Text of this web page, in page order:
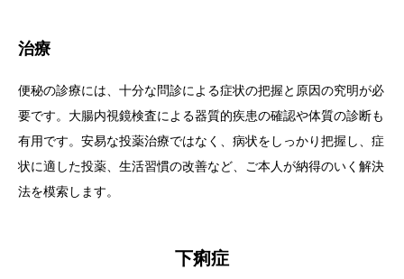
治療
便秘の診療には、十分な問診による症状の把握と原因の究明が必
要です。大腸内視鏡検査による器質的疾患の確認や体質の診断も
有用です。安易な投薬治療ではなく、病状をしっかり把握し、症
状に適した投薬、生活習慣の改善など、ご本人が納得のいく解決
法を模索します。
下痢症